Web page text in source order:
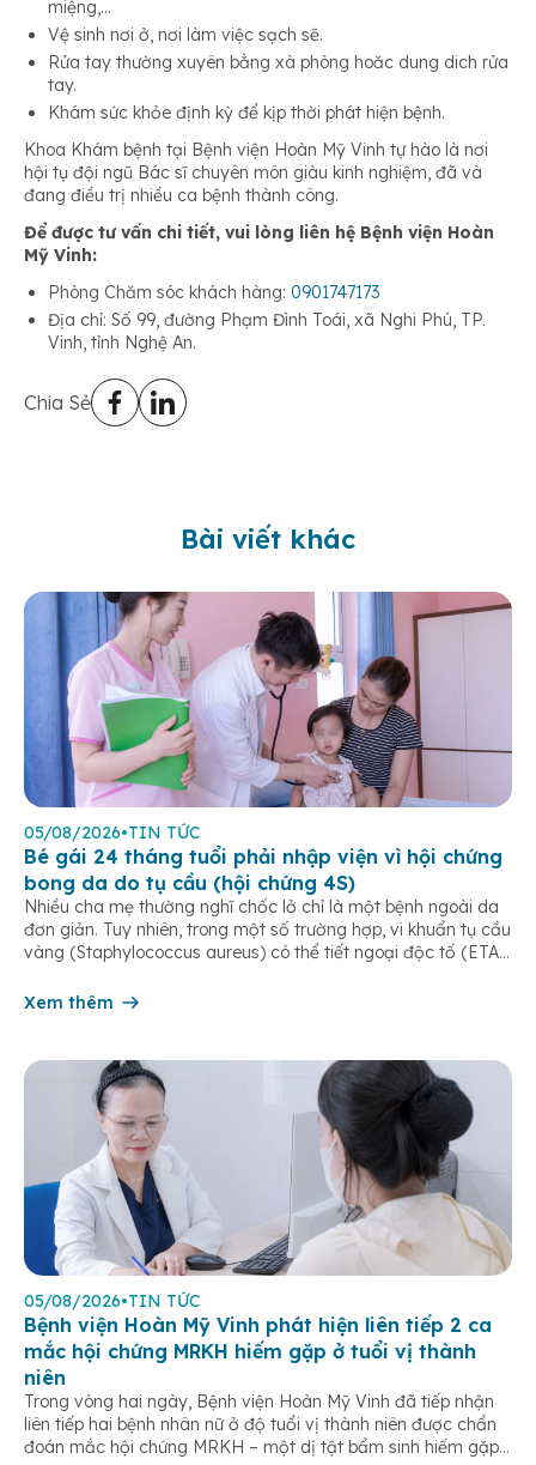
miệng,…
Vệ sinh nơi ở, nơi làm việc sạch sẽ.
Rửa tay thường xuyên bằng xà phòng hoăc dung dich rửa
tay.
Khám sức khỏe định kỳ để kịp thời phát hiện bệnh.
Khoa Khám bệnh tại Bệnh viện Hoàn Mỹ Vinh tự hào là nơi
hội tụ đội ngũ Bác sĩ chuyên môn giàu kinh nghiệm, đã và
đang điều trị nhiều ca bệnh thành công.
Để được tư vấn chi tiết, vui lòng liên hệ Bệnh viện Hoàn
Mỹ Vinh:
Phòng Chăm sóc khách hàng: 0901747173
Địa chỉ: Số 99, đường Phạm Đình Toái, xã Nghi Phú, TP.
Vinh, tỉnh Nghệ An.
Chia Sẻ
Bài viết khác
05/08/2026•TIN TỨC
Bé gái 24 tháng tuổi phải nhập viện vì hội chứng
bong da do tụ cầu (hội chứng 4S)
Nhiều cha mẹ thường nghĩ chốc lở chỉ là một bệnh ngoài da
đơn giản. Tuy nhiên, trong một số trường hợp, vi khuẩn tụ cầu
vàng (Staphylococcus aureus) có thể tiết ngoại độc tố (ETA
(Staphylococcal Scalded Skin Syndrome – SSSS) – một […]
Xem thêm
05/08/2026•TIN TỨC
Bệnh viện Hoàn Mỹ Vinh phát hiện liên tiếp 2 ca
mắc hội chứng MRKH hiếm gặp ở tuổi vị thành
niên
Trong vòng hai ngày, Bệnh viện Hoàn Mỹ Vinh đã tiếp nhận
liên tiếp hai bệnh nhân nữ ở độ tuổi vị thành niên được chẩn
đoán mắc hội chứng MRKH – một dị tật bẩm sinh hiếm gặp